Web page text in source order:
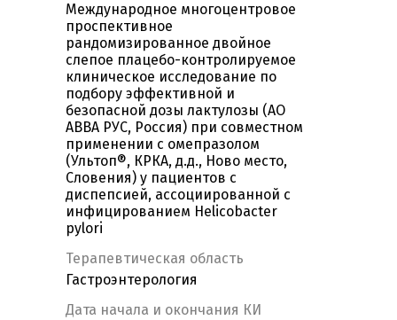
Международное многоцентровое
проспективное
рандомизированное двойное
слепое плацебо-контролируемое
клиническое исследование по
подбору эффективной и
безопасной дозы лактулозы (АО
АВВА РУС, Россия) при совместном
применении с омепразолом
(Ультоп®, КРКА, д.д., Ново место,
Словения) у пациентов с
диспепсией, ассоциированной с
инфицированием Helicobacter
pylori
Терапевтическая область
Гастроэнтерология
Дата начала и окончания КИ